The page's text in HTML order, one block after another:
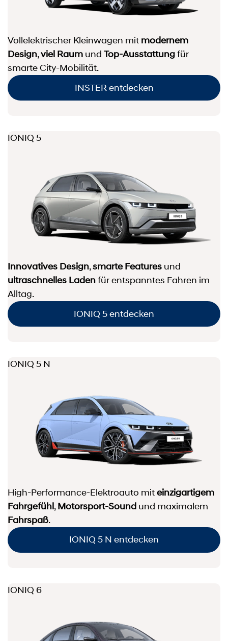
Vollelektrischer Kleinwagen mit modernem
Design,viel Raum und Top-Ausstattungfür
smarte City-Mobilität.
INSTER entdecken
IONIQ 5
Innovatives Design,smarte Features und
ultraschnelles Ladenfür entspanntes Fahren im
Alltag.
IONIQ 5 entdecken
IONIQ 5 N
High-Performance-Elektroauto miteinzigartigem
Fahrgefühl,Motorsport-Sound und maximalem
Fahrspaß.
IONIQ 5 N entdecken
IONIQ 6